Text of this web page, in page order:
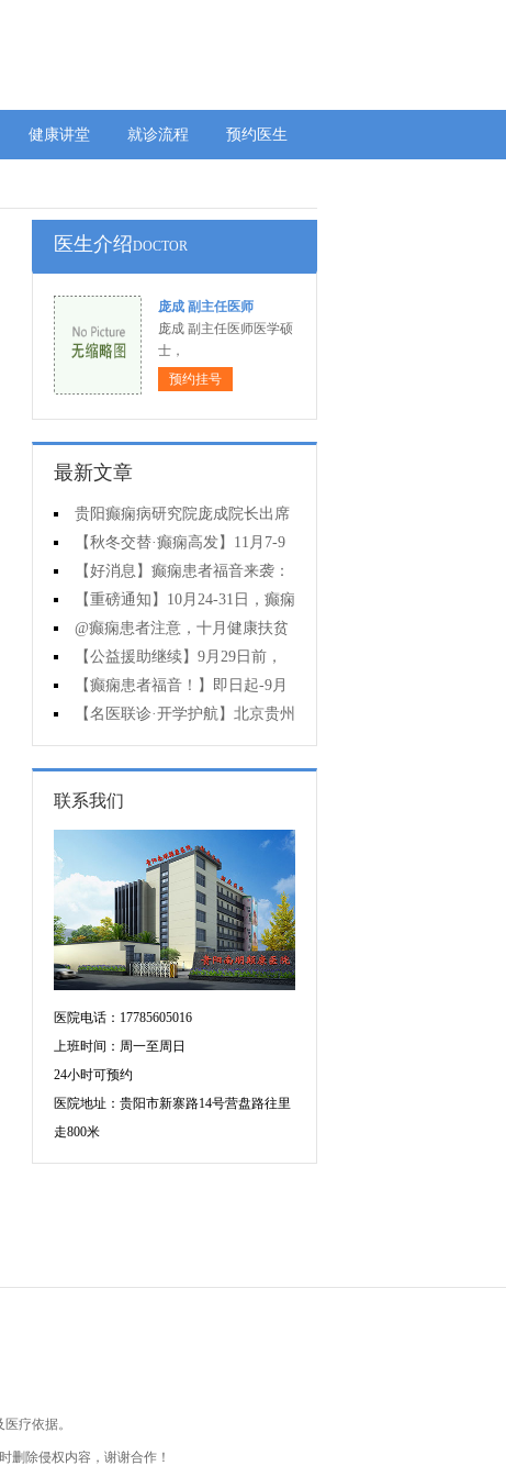
健康讲堂 就诊流程 预约医生
医生介绍DOCTOR
庞成 副主任医师
庞成 副主任医师医学硕
士，
预约挂号
最新文章
贵阳癫痫病研究院庞成院长出席
第十一届CAAE国际癫痫论坛暨协会
成立20周年庆典
【秋冬交替·癫痫高发】11月7-9
日，超难约的北京三甲名医，携手
贵州专家团共抗癫痫，速约！
【好消息】癫痫患者福音来袭：
万元救助+半价专项检查+京黔专家
免费亲诊，符合条件者速申请！
【重磅通知】10月24-31日，癫痫
病专项检查全额救助+京黔名医免费
亲诊+高达万元补贴，名额有限，速
@癫痫患者注意，十月健康扶贫
救助计划开启，专家免费亲诊+高达
万元治疗救助，速抢名额！
【公益援助继续】9月29日前，
癫痫名医免费亲诊+检查治疗大额援
助持续发放，速约！
【癫痫患者福音！】即日起-9月
15日，专项检查免费+北京三甲知名
专家空降贵阳亲诊，勿错过！
【名医联诊·开学护航】北京贵州
三甲癫痫名医公益亲诊+检查治疗大
额援助，速约！
联系我们
医院电话：17785605016
上班时间：周一至周日
24小时可预约
医院地址：贵阳市新寨路14号营盘路往里
走800米
疗依据。
删除侵权内容，谢谢合作！